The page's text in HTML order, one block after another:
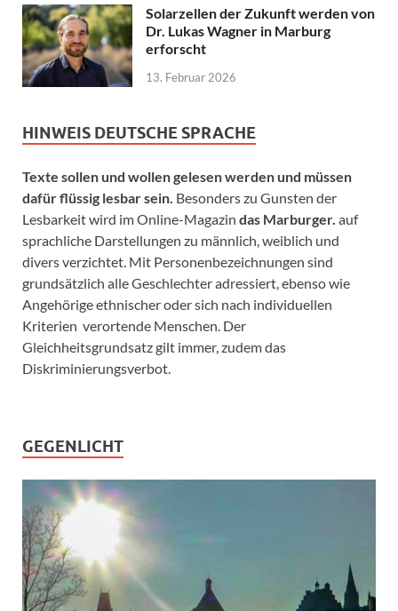
Solarzellen der Zukunft werden von
Dr. Lukas Wagner in Marburg
erforscht
13. Februar 2026
HINWEIS DEUTSCHE SPRACHE
Texte sollen und wollen gelesen werden und müssen
dafür flüssig lesbar sein. Besonders zu Gunsten der
Lesbarkeit wird im Online-Magazin das Marburger. auf
sprachliche Darstellungen zu männlich, weiblich und
divers verzichtet. Mit Personenbezeichnungen sind
grundsätzlich alle Geschlechter adressiert, ebenso wie
Angehörige ethnischer oder sich nach individuellen
Kriterien verortende Menschen. Der
Gleichheitsgrundsatz gilt immer, zudem das
Diskriminierungsverbot.
GEGENLICHT